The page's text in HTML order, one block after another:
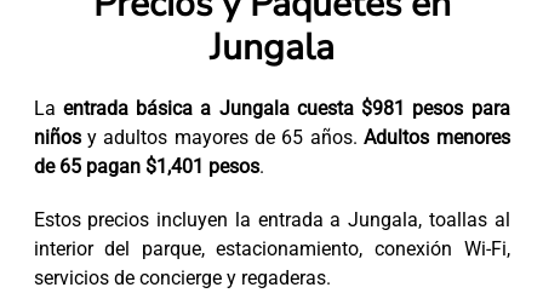
Jungala
La entrada básica a Jungala cuesta $981 pesos para
niñosy adultos mayores de 65 años.Adultos menores
de 65 pagan $1,401 pesos.
Estos precios incluyen la entrada a Jungala, toallas al
interior del parque, estacionamiento, conexión Wi-Fi,
servicios de concierge y regaderas.